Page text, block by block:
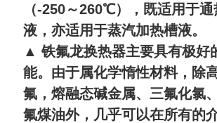
（-250～260℃），既适用于通
液，亦适用于蒸汽加热槽液。
▲铁氟龙换热器主要具有极好
能。由于属化学惰性材料，除
氟，熔融态碱金属、三氟化氯
氟煤油外，几乎可以在所有的